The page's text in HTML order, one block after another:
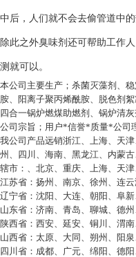
中后，人们就不会去偷管道中
除此之外臭味剂还可帮助工作
测就可以。
本公司主要生产；杀菌灭藻剂、
胺、阳离子聚丙烯酰胺、脱色剂
四合一锅炉燃煤助燃剂、锅炉清
公司宗旨；用户*信誉*质量*公司
我公司产品远销浙江、上海、天
州、四川、海南、黑龙江、内蒙
辖市：、北京、重庆、上海、天
江苏省：扬州、南京、徐州、连
辽宁省：沈阳、大连、朝阳、阜
山东省：济南、青岛、聊城、德
陕西省：西安、延安、铜川、渭
山西省：太原、大同、朔州、阳
四川省：成都、广元、绵阳、德